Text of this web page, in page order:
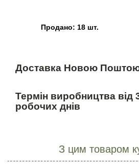
Продано: 18 шт.
Доставка Новою
Термін виробництва від
робочих днів
З цим товаром